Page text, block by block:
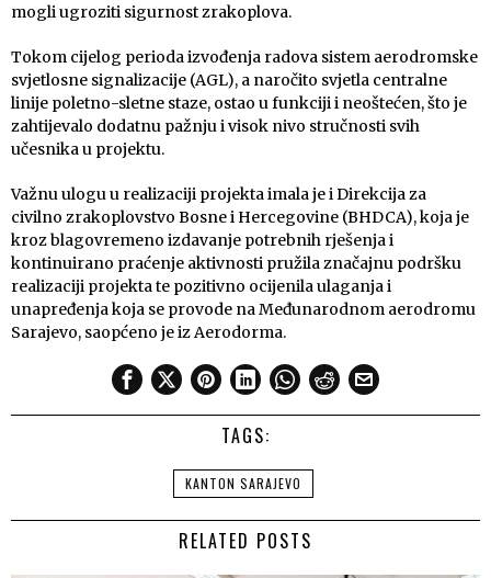
mogli ugroziti sigurnost zrakoplova.
Tokom cijelog perioda izvođenja radova sistem aerodromske
svjetlosne signalizacije (AGL), a naročito svjetla centralne
linije poletno-sletne staze, ostao u funkciji i neoštećen, što je
zahtijevalo dodatnu pažnju i visok nivo stručnosti svih
učesnika u projektu.
Važnu ulogu u realizaciji projekta imala je i Direkcija za
civilno zrakoplovstvo Bosne i Hercegovine (BHDCA), koja je
kroz blagovremeno izdavanje potrebnih rješenja i
kontinuirano praćenje aktivnosti pružila značajnu podršku
realizaciji projekta te pozitivno ocijenila ulaganja i
unapređenja koja se provode na Međunarodnom aerodromu
Sarajevo, saopćeno je iz Aerodorma.
TAGS:
KANTON SARAJEVO
RELATED POSTS